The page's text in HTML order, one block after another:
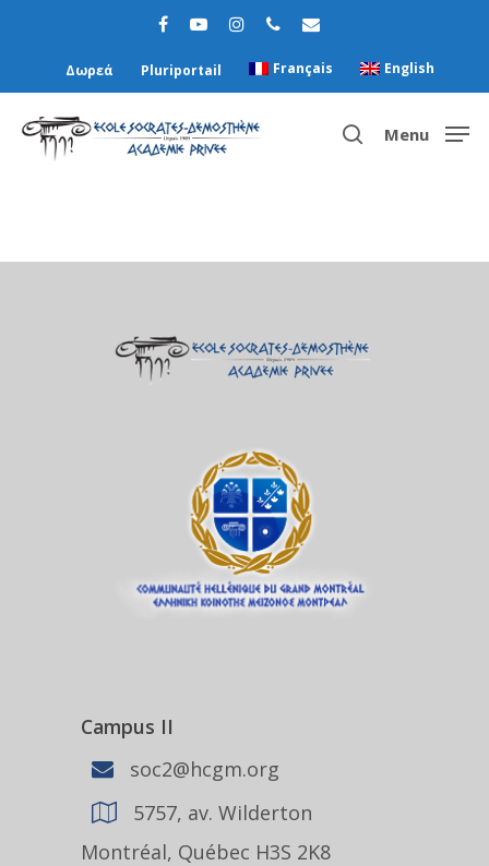
Δωρεά Pluriportail Français English
Menu
Campus II
soc2@hcgm.org
5757, av. Wilderton
Montréal, Québec H3S 2K8